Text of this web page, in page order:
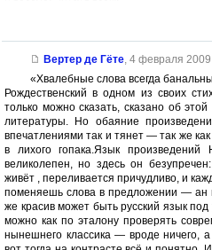
Вертер де Гёте, 4 февраля 2009
«Хвалебные слова всегда
Рождественский в одном из своих
только можно сказать, сказано об
литературы. Но обаяние
впечатлениями так и тянет — так же как
в лихого гопака.Язык произведений
великолепен, но здесь он
живёт , переливается причудливо, и
поменяешь слова в предложении — ан
же красив может быть русский язык
можно как по эталону проверять
нынешнего классика — вроде ничего,